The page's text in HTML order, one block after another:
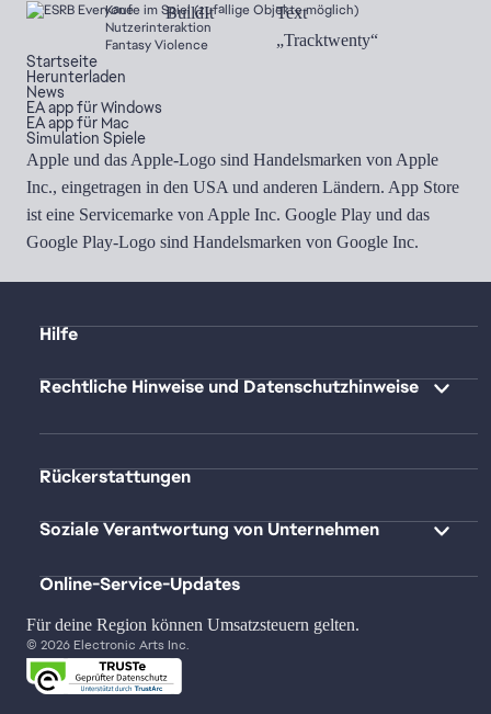
Käufe im Spiel (zufällige Objekte möglich)
Nutzerinteraktion
Fantasy Violence
Startseite
Herunterladen
News
EA app für Windows
EA app für Mac
Simulation Spiele
Apple und das Apple-Logo sind Handelsmarken von Apple
Inc., eingetragen in den USA und anderen Ländern. App Store
ist eine Servicemarke von Apple Inc. Google Play und das
Google Play-Logo sind Handelsmarken von Google Inc.
Hilfe
Rechtliche Hinweise und Datenschutzhinweise
Rückerstattungen
Soziale Verantwortung von Unternehmen
Online-Service-Updates
Für deine Region können Umsatzsteuern gelten.
© 2026 Electronic Arts Inc.